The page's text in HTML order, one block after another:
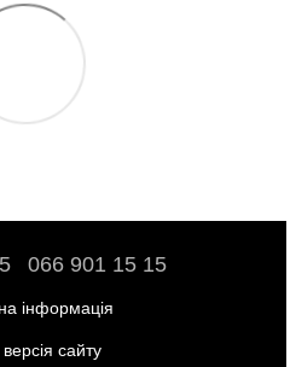
066 901 15 15
інформація
сайту